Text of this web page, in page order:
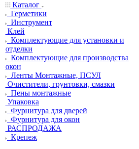
Каталог
Герметики
Инструмент
Клей
Комплектующие для установки и
отделки
Комплектующие для производства
окон
Ленты Монтажные, ПСУЛ
Очистители, грунтовки, смазки
Пены монтажные
Упаковка
Фурнитура для дверей
Фурнитура для окон
РАСПРОДАЖА
Крепеж